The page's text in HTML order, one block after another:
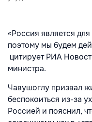
«Россия является
поэтому мы будем
цитирует РИА
министра.
Чавушоглу призвал
беспокоиться из-за
Россией и пояснил,